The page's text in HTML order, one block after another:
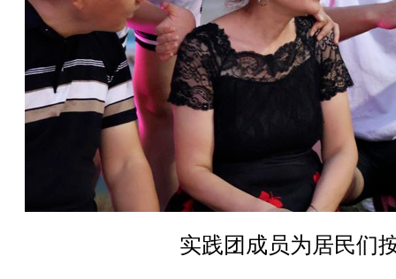
实践团成员为居民们